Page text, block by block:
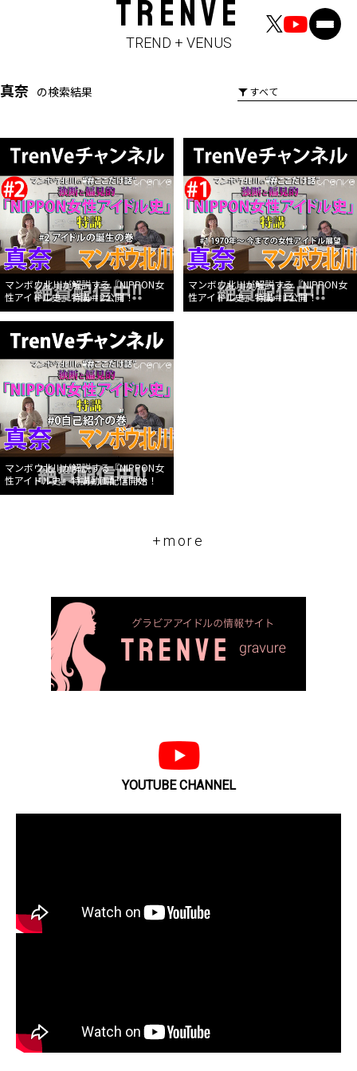
TRENVE
TREND + VENUS
真奈 の検索結果
マンボウ北川が解説する『NIPPON女
性アイドル史』特講＃2公開！
マンボウ北川が解説する『NIPPON女
性アイドル史』特講＃1公開！
マンボウ北川が解説する『NIPPON女
性アイドル史』特講動画配信開始！
+more
YOUTUBE CHANNEL